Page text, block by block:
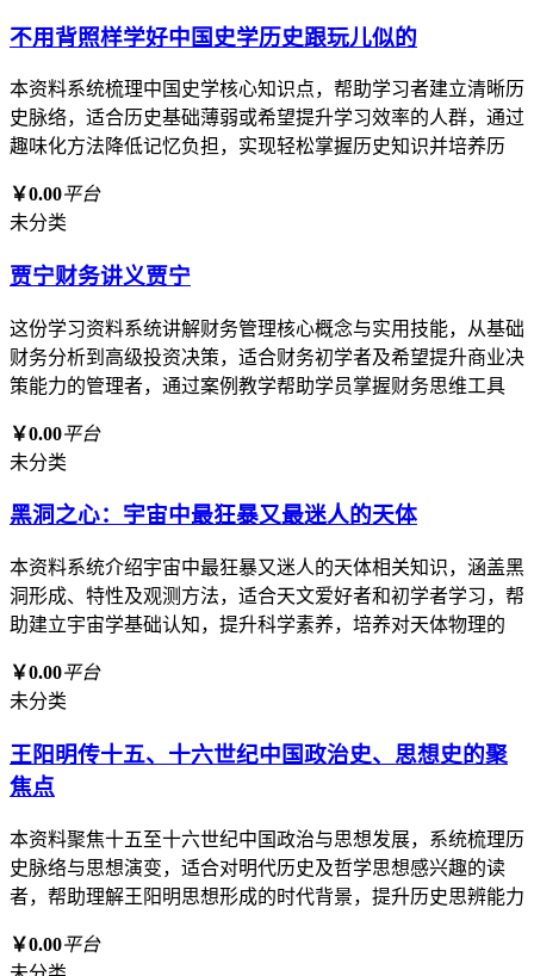
不用背照样学好中国史学历史跟玩儿似的
本资料系统梳理中国史学核心知识点，帮助学习者建立清晰历
史脉络，适合历史基础薄弱或希望提升学习效率的人群，通过
趣味化方法降低记忆负担，实现轻松掌握历史知识并培养历
￥0.00平台
未分类
贾宁财务讲义贾宁
这份学习资料系统讲解财务管理核心概念与实用技能，从基础
财务分析到高级投资决策，适合财务初学者及希望提升商业决
策能力的管理者，通过案例教学帮助学员掌握财务思维工具
￥0.00平台
未分类
黑洞之心：宇宙中最狂暴又最迷人的天体
本资料系统介绍宇宙中最狂暴又迷人的天体相关知识，涵盖黑
洞形成、特性及观测方法，适合天文爱好者和初学者学习，帮
助建立宇宙学基础认知，提升科学素养，培养对天体物理的
￥0.00平台
未分类
王阳明传十五、十六世纪中国政治史、思想史的聚
焦点
本资料聚焦十五至十六世纪中国政治与思想发展，系统梳理历
史脉络与思想演变，适合对明代历史及哲学思想感兴趣的读
者，帮助理解王阳明思想形成的时代背景，提升历史思辨能力
￥0.00平台